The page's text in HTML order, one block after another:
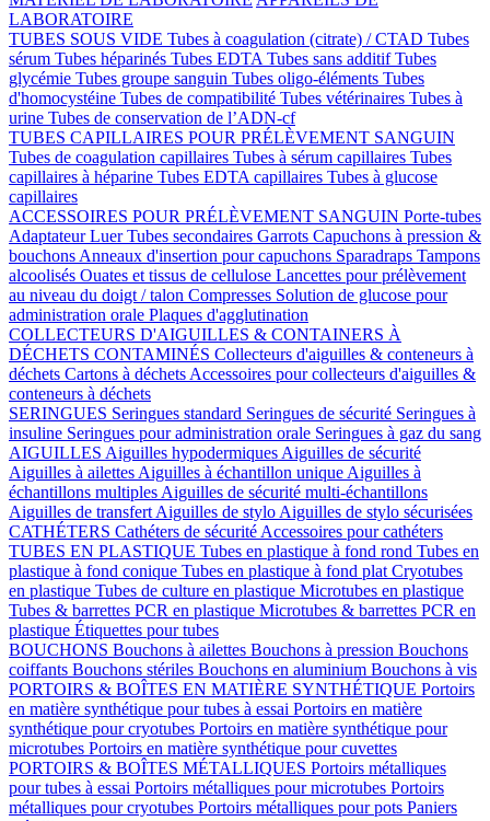
LABORATOIRE
TUBES SOUS VIDE Tubes à coagulation (citrate) / CTAD Tubes
sérum Tubes héparinés Tubes EDTA Tubes sans additifTubes
glycémie Tubes groupe sanguin Tubes oligo-éléments Tubes
d'homocystéine Tubes de compatibilité Tubes vétérinaires Tubes à
urine Tubes de conservation de l’ADN-cf
TUBES CAPILLAIRES POUR PRÉLÈVEMENT SANGUIN
Tubes de coagulation capillaires Tubes à sérum capillaires Tubes
capillaires à héparine Tubes EDTA capillaires Tubes à glucose
capillaires
ACCESSOIRES POUR PRÉLÈVEMENT SANGUIN Porte-tubes
Adaptateur LuerTubes secondaires Garrots Capuchons à pression &
bouchons Anneaux d'insertion pour capuchons Sparadraps Tampons
alcoolisés Ouates et tissus de cellulose Lancettes pour prélèvement
au niveau du doigt / talon Compresses Solution de glucose pour
administration orale Plaques d'agglutination
COLLECTEURS D'AIGUILLES & CONTAINERS À
DÉCHETS CONTAMINÉS Collecteurs d'aiguilles & conteneurs à
déchets Cartons à déchets Accessoires pour collecteurs d'aiguilles &
conteneurs à déchets
SERINGUES Seringues standard Seringues de sécurité Seringues à
insuline Seringues pour administration orale Seringues à gaz du sang
AIGUILLES Aiguilles hypodermiques Aiguilles de sécurité
Aiguilles à ailettes Aiguilles à échantillon unique Aiguilles à
échantillons multiples Aiguilles de sécurité multi-échantillons
Aiguilles de transfert Aiguilles de stylo Aiguilles de stylo sécurisées
CATHÉTERS Cathéters de sécurité Accessoires pour cathéters
TUBES EN PLASTIQUE Tubes en plastique à fond rond Tubes en
plastique à fond conique Tubes en plastique à fond plat Cryotubes
en plastique Tubes de culture en plastique Microtubes en plastique
Tubes & barrettes PCR en plastique Microtubes & barrettes PCR en
plastique Étiquettes pour tubes
BOUCHONS Bouchons à ailettes Bouchons à pression Bouchons
coiffants Bouchons stériles Bouchons en aluminium Bouchons à vis
PORTOIRS & BOÎTES EN MATIÈRE SYNTHÉTIQUE Portoirs
en matière synthétique pour tubes à essai Portoirs en matière
synthétique pour cryotubes Portoirs en matière synthétique pour
microtubes Portoirs en matière synthétique pour cuvettes
PORTOIRS & BOÎTES MÉTALLIQUES Portoirs métalliques
pour tubes à essai Portoirs métalliques pour microtubes Portoirs
métalliques pour cryotubes Portoirs métalliques pour pots Paniers